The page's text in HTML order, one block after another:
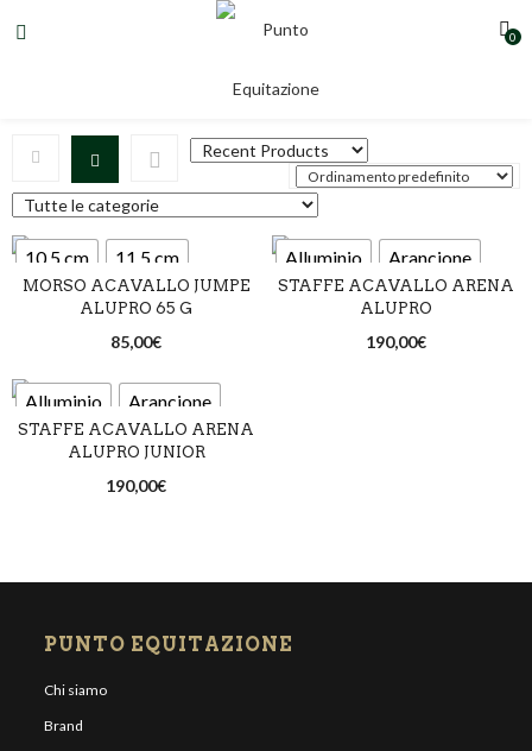
0
10,5 cm
11,5 cm
12,5 cm
13,5 cm
Alluminio
Arancione
Bronzo
Carbone
Nero
MORSO ACAVALLO JUMPE
ALUPRO 65 G
85,00€
Alluminio
Arancione
Bronzo
Carbone
Nero
STAFFE ACAVALLO ARENA
ALUPRO
190,00€
Alluminio
Arancione
Bronzo
Carbone
Nero
Titanio
STAFFE ACAVALLO ARENA
ALUPRO JUNIOR
190,00€
PUNTO EQUITAZIONE
Chi siamo
Brand